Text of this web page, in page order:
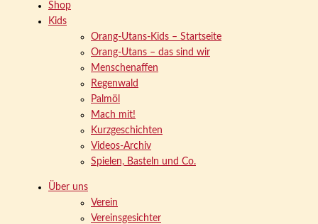
Shop
Kids
Orang-Utans-Kids – Startseite
Orang-Utans – das sind wir
Menschenaffen
Regenwald
Palmöl
Mach mit!
Kurzgeschichten
Videos-Archiv
Spielen, Basteln und Co.
Über uns
Verein
Vereinsgesichter